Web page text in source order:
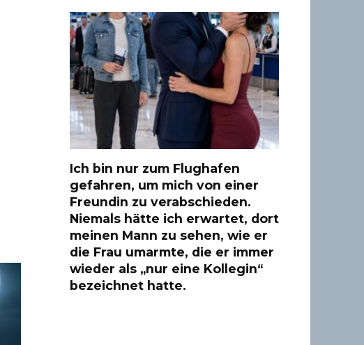
Ich bin nur zum Flughafen
gefahren, um mich von einer
Freundin zu verabschieden.
Niemals hätte ich erwartet, dort
meinen Mann zu sehen, wie er
die Frau umarmte, die er immer
wieder als „nur eine Kollegin“
bezeichnet hatte.